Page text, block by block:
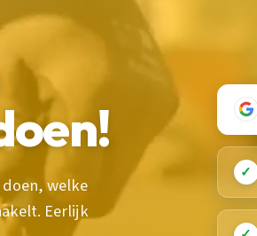
welke
Eerlijk
✓